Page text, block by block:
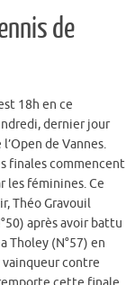
de
18h en ce
dernier jour
l’Open de Vannes.
finales commencent
les féminines. Ce
Théo Gravouil
après avoir battu
Tholey (N°57) en
contre